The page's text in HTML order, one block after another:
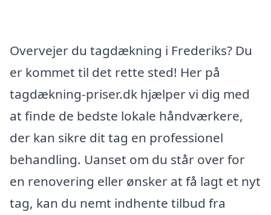
Overvejer du tagdækning i Frederiks? Du
er kommet til det rette sted! Her på
tagdækning-priser.dk hjælper vi dig med
at finde de bedste lokale håndværkere,
der kan sikre dit tag en professionel
behandling. Uanset om du står over for
en renovering eller ønsker at få lagt et nyt
tag, kan du nemt indhente tilbud fra